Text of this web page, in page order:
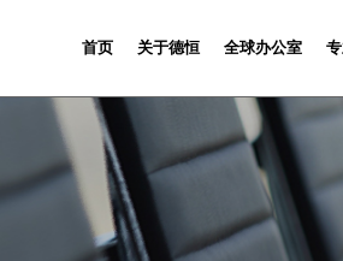
首页 关于德恒 全球办公室